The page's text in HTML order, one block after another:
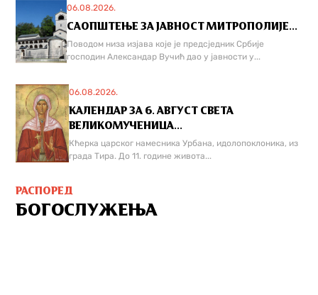
06.08.2026.
САОПШТЕЊЕ ЗА ЈАВНОСТ МИТРОПОЛИЈЕ...
Поводом низа изјава које је предсједник Србије
господин Александар Вучић дао у јавности у...
06.08.2026.
КАЛЕНДАР ЗА 6. АВГУСТ СВЕТА
ВЕЛИКОМУЧЕНИЦА...
Кћерка царског намесника Урбана, идолопоклоника, из
града Тира. До 11. године живота...
РАСПОРЕД
БОГОСЛУЖЕЊА